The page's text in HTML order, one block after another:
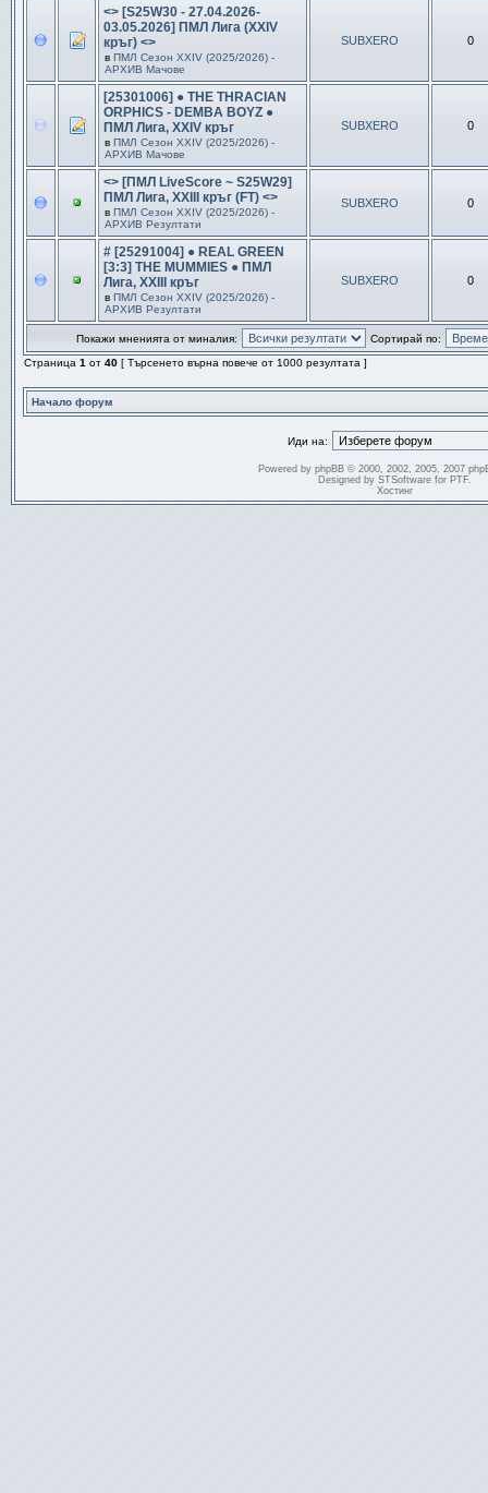
<> [S25W30 - 27.04.2026-
03.05.2026] ПМЛ Лига (XXIV
кръг) <>
в ПМЛ Сезон ХXIV (2025/2026) -
АРХИВ Мачове
SUBXERO 0
[25301006] ● THE THRACIAN
ORPHICS - DEMBA BOYZ ●
ПМЛ Лига, XXIV кръг
в ПМЛ Сезон ХXIV (2025/2026) -
АРХИВ Мачове
SUBXERO 0
<> [ПМЛ LiveScore ~ S25W29]
ПМЛ Лига, XXIII кръг (FT) <>
в ПМЛ Сезон ХXIV (2025/2026) -
АРХИВ Резултати
SUBXERO 0
# [25291004] ● REAL GREEN
[3:3] THE MUMMIES ● ПМЛ
Лига, XXIII кръг
в ПМЛ Сезон ХXIV (2025/2026) -
АРХИВ Резултати
SUBXERO 0
Покажи мненията от миналия:
Сортирай по:
Страница 1 от 40 [ Търсенето върна повече от 1000 резултата ]
Начало форум
Иди на:
Powered by phpBB© 2000, 2002, 2005, 2007
Designed by STSoftwarefor PTF.
Хостинг